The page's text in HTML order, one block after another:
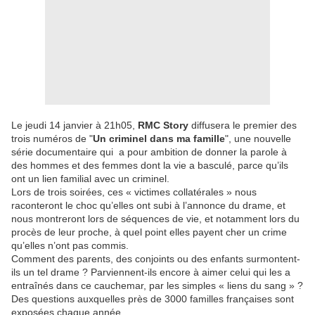
Le jeudi 14 janvier à 21h05, RMC Story diffusera le premier des
trois numéros de "Un criminel dans ma famille", une nouvelle
série documentaire qui a pour ambition de donner la parole à
des hommes et des femmes dont la vie a basculé, parce qu’ils
ont un lien familial avec un criminel.
Lors de trois soirées, ces « victimes collatérales » nous
raconteront le choc qu’elles ont subi à l’annonce du drame, et
nous montreront lors de séquences de vie, et notamment lors du
procès de leur proche, à quel point elles payent cher un crime
qu’elles n’ont pas commis.
Comment des parents, des conjoints ou des enfants surmontent-
ils un tel drame ? Parviennent-ils encore à aimer celui qui les a
entraînés dans ce cauchemar, par les simples « liens du sang » ?
Des questions auxquelles près de 3000 familles françaises sont
exposées chaque année.